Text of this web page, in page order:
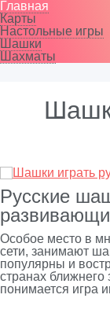
Главная
Карты
Настольные игры
Шашки
Шахматы
Русские
Особое место в
сети, занимают
популярны и
странах
понимается игра